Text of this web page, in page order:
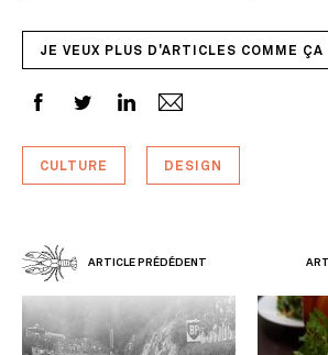
JE VEUX PLUS D'ARTICLES COMME ÇA
CULTURE DESIGN
ARTICLE PRÉDÉDENT